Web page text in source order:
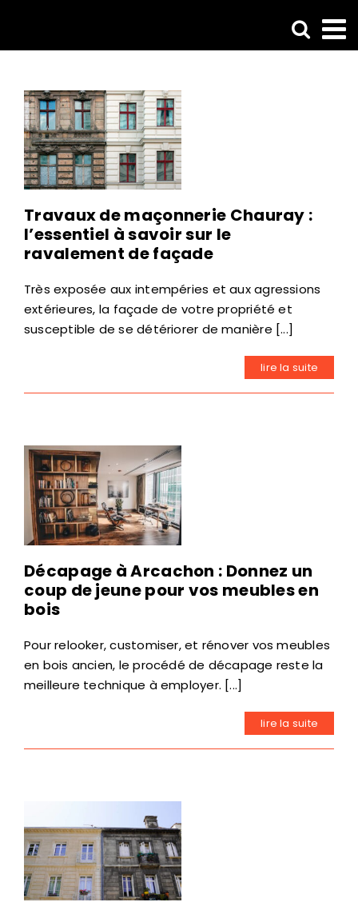
contenu
Travaux de maçonnerie Chauray :
l’essentiel à savoir sur le
ravalement de façade
Très exposée aux intempéries et aux agressions
extérieures, la façade de votre propriété et
susceptible de se détériorer de manière [...]
lire la suite
Décapage à Arcachon : Donnez un
coup de jeune pour vos meubles en
bois
Pour relooker, customiser, et rénover vos meubles
en bois ancien, le procédé de décapage reste la
meilleure technique à employer. [...]
lire la suite